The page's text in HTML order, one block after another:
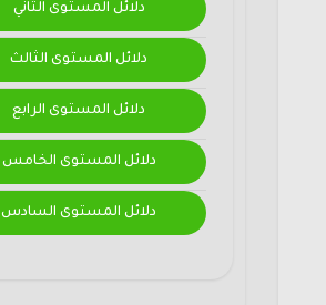
دلائل المستوى الثاني
دلائل المستوى الثالث
دلائل المستوى الرابع
دلائل المستوى الخامس
دلائل المستوى السادس